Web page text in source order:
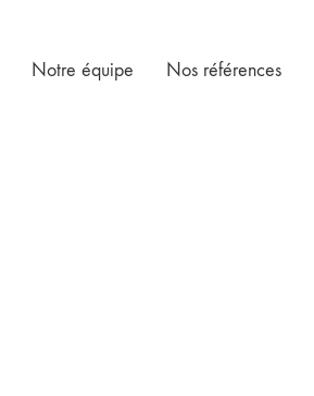
Notre équipe Nos références